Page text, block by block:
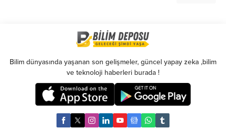
Bilim dünyasında yaşanan son gelişmeler, güncel yapay zeka ,bilim
ve teknoloji haberleri burada !